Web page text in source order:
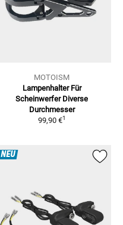
MOTOISM
Lampenhalter Für
Scheinwerfer Diverse
Durchmesser
99,90 €1
NEU